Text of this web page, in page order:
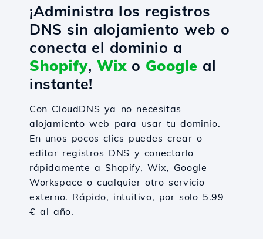
¡Administra los registros
DNS sin alojamiento web o
conecta el dominio a
Shopify, Wixo Google al
instante!
Con CloudDNS ya no necesitas
alojamiento web para usar tu dominio.
En unos pocos clics puedes crear o
editar registros DNS y conectarlo
rápidamente a Shopify, Wix, Google
Workspace o cualquier otro servicio
externo. Rápido, intuitivo, por solo 5.99
€ al año.